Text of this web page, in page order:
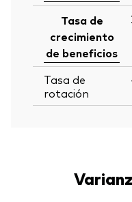
Tasa de
crecimiento
de beneficios
Tasa de
rotación